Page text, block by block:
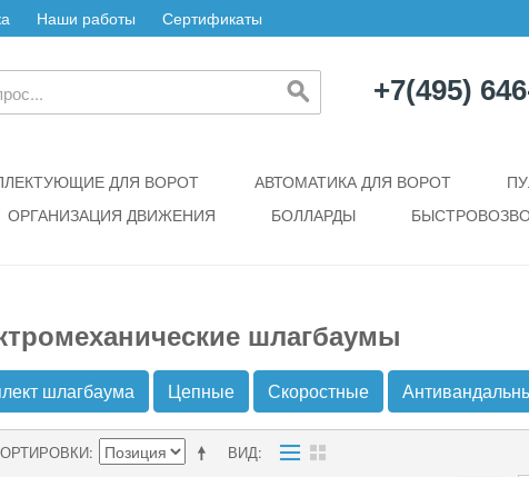
Наши работы Сертификаты
+7(495)
ДЛЯ ВОРОТ АВТОМАТИКА ДЛЯ ВОРОТ
ОРГАНИЗАЦИЯ ДВИЖЕНИЯ БОЛЛАРДЫ
шлагбаумы
шлагбаума Цепные Скоростные
ВИД